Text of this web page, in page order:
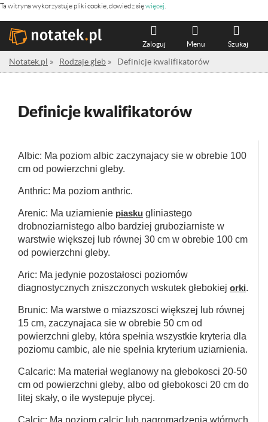
Ta witryna wykorzystuje pliki cookie, dowiedz sięwięcej
Szukaj
Menu
Zaloguj
Notatek.pl » Rodzaje gleb » Definicje kwalifikatorów
Definicje kwalifikatorów
Albic: Ma poziom albic zaczynajacy sie w obrebie 100
cm od powierzchni gleby.
Anthric: Ma poziom anthric.
Arenic: Ma uziarnienie piasku gliniastego
drobnoziarnistego albo bardziej gruboziarniste w
warstwie większej lub równej 30 cm w obrebie 100 cm
od powierzchni gleby.
Aric: Ma jedynie pozostałosci poziomów
diagnostycznych zniszczonych wskutek głebokiej orki.
Brunic: Ma warstwe o miazszosci większej lub równej
15 cm, zaczynajaca sie w obrebie 50 cm od
powierzchni gleby, która spełnia wszystkie kryteria dla
poziomu cambic, ale nie spełnia kryterium uziarnienia.
Calcaric: Ma materiał weglanowy na głebokosci 20-50
cm od powierzchni gleby, albo od głebokosci 20 cm do
litej skały, o ile wystepuje płycej.
Calcic: Ma poziom calcic lub nagromadzenia wtórnych